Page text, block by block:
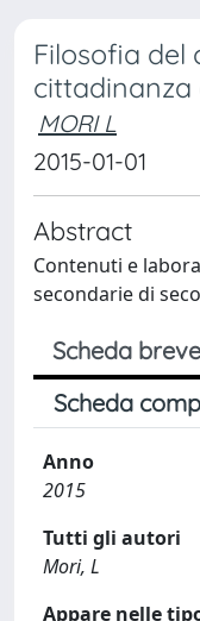
Filosofia del
MORI L
2015-01-01
Abstract
Contenuti e
secondarie di
Scheda breve
Scheda
Anno
2015
Tutti gli autori
Mori, L
Appare nelle